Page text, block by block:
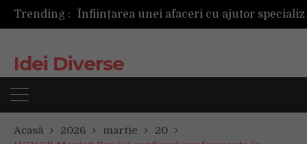
Trending :
Idei Diverse
Acasă 2026 martie
20